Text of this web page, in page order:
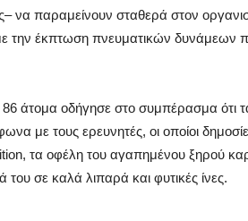
να παραμείνουν σταθερά στον
την έκπτωση πνευματικών δυνάμεων
86 άτομα οδήγησε στο συμπέρασμα ότι
με τους ερευνητές, οι οποίοι
τα οφέλη του αγαπημένου ξηρού
του σε καλά λιπαρά και φυτικές ίνες.